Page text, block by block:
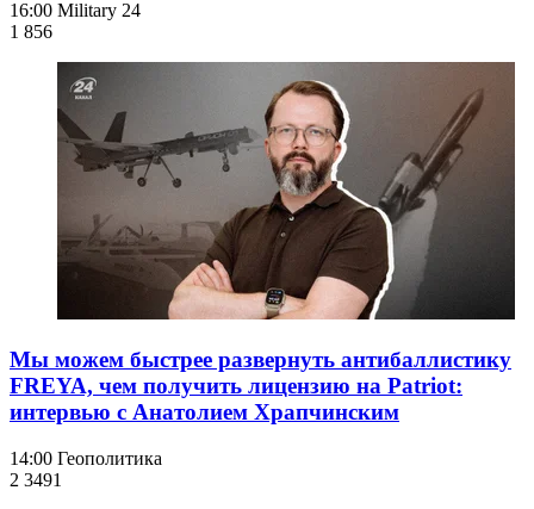
16:00 Military 24
1 856
Мы можем быстрее развернуть антибаллистику
FREYA, чем получить лицензию на Patriot:
интервью с Анатолием Храпчинским
14:00 Геополитика
2 3491